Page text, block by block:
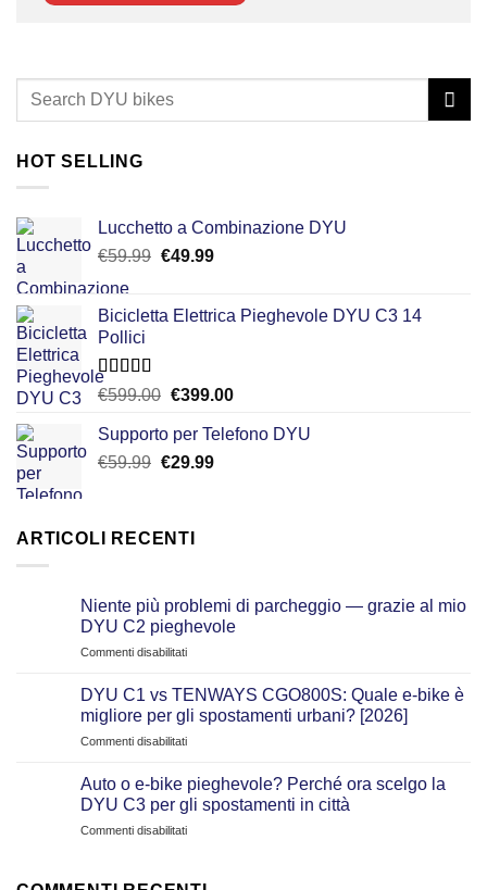
HOT SELLING
Lucchetto a Combinazione DYU
€59.99 Il
era:
€49.99Il
è:
Bicicletta Elettrica Pieghevole DYU C3 14
Pollici
Valutato
€599.00 Il
originale
era:
€399.00Il
attuale
Supporto per Telefono DYU
€59.99 Il
era:
€29.99Il
ARTICOLI RECENTI
Niente più problemi di parcheggio — grazie al mio
DYU C2 pieghevole
Commenti disabilitatisu
più
problemi
di
parcheggio
grazie
al
mio
DYU
DYU C1 vs TENWAYS CGO800S: Quale e‑bike è
migliore per gli spostamenti urbani? [2026]
Commenti disabilitatisu
C1
vs
TENWAYS
CGO800S:
Auto o e-bike pieghevole? Perché ora scelgo la
DYU C3 per gli spostamenti in città
Commenti disabilitatisu
e-